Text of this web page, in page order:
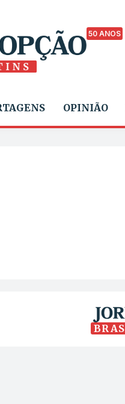
50 ANOS
OPINIÃO